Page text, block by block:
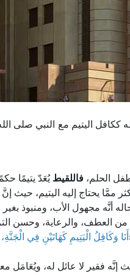
ككافل اليتيم مع النبي صلى
الحلم، فاللقيطيُعَدّ يتيمًا
يحتاج إليه اليتيم، حيث إنَّ
أنَّه مجهول الأب، ومنبوذ بغير
من العطف، والرعاية، وحسن
أَنَا وَكَافِلُ الْيَتِيمِ كَهَاتَيْنِ فِي
إنَّه فقير لا عائل له، ويُعَامَل